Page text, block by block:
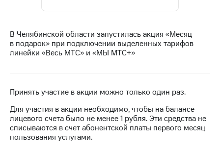
номер
Выбрать
красивый
номер
на
eSIM
Для дома
Тарифы
ТВ и телефон
для дома
Личный
интернета
и
ТВ
Личный
В Челябинской области запустилась акция «Месяц
в подарок» при подключении выделенных тарифов
линейки «Весь МТС» и «МЫ МТС+»
Принять участие в акции можно только один раз.
Для участия в акции необходимо, чтобы на балансе
лицевого счета было не менее 1 рубля. Эти средства не
списываются в счет абонентской платы первого месяц
пользования услугами.